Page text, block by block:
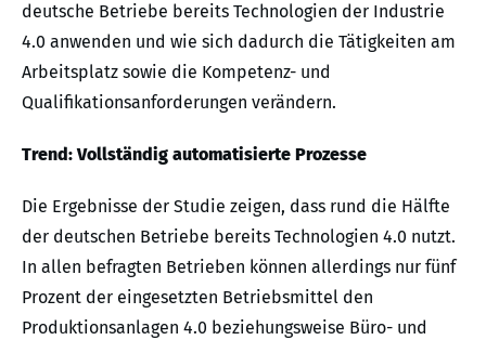
deutsche Betriebe bereits Technologien der Industrie
4.0 anwenden und wie sich dadurch die Tätigkeiten am
Arbeitsplatz sowie die Kompetenz- und
Qualifikationsanforderungen verändern.
Trend: Vollständig automatisierte Prozesse
Die Ergebnisse der Studie zeigen, dass rund die Hälfte
der deutschen Betriebe bereits Technologien 4.0 nutzt.
In allen befragten Betrieben können allerdings nur fünf
Prozent der eingesetzten Betriebsmittel den
Produktionsanlagen 4.0 beziehungsweise Büro- und